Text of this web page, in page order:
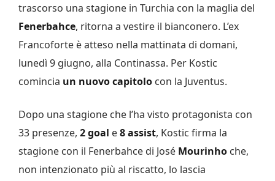
trascorso una stagione in Turchia con la maglia del
Fenerbahce, ritorna a vestire il bianconero. L’ex
Francoforte è atteso nella mattinata di domani,
lunedì 9 giugno, alla Continassa. Per Kostic
comincia un nuovo capitolo con la Juventus.
Dopo una stagione che l’ha visto protagonista con
33 presenze, 2 goal e8 assist, Kostic firma la
stagione con il Fenerbahce di José Mourinho che,
non intenzionato più al riscatto, lo lascia